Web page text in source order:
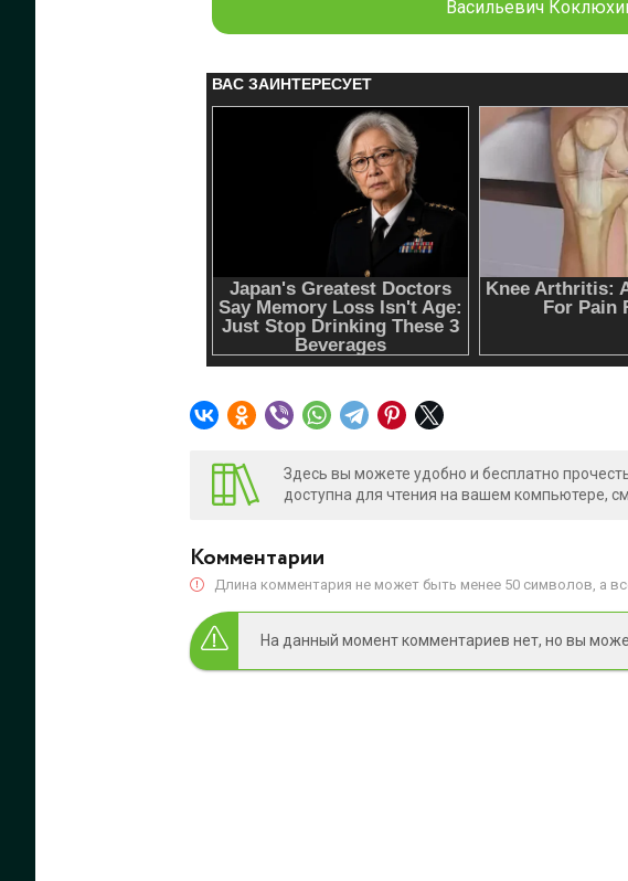
Васильевич
Здесь вы можете удобно и бесплатно
доступна для чтения на вашем компьютере,
Комментарии
Длина комментария не может быть менее 50 символов, а
На данный момент комментариев нет, но вы